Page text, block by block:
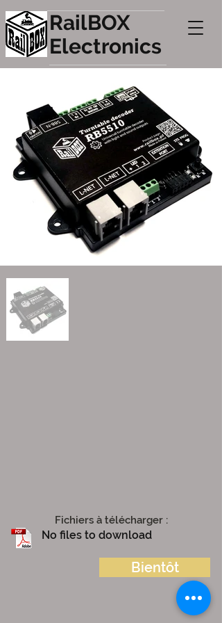
RailBOX
Electronics
Fichiers à télécharger :
No files to download
Bientôt